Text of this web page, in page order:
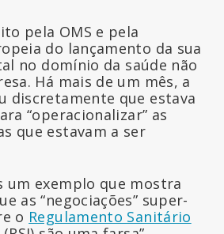
pela OMS e pela
do lançamento da sua
no domínio da saúde não
Há mais de um mês, a
discretamente que estava
“operacionalizar” as
que estavam a ser
um exemplo que mostra
as “negociações” super-
o Regulamento Sanitário